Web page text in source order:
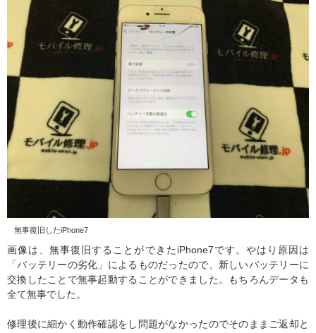
無事復旧したiPhone7
画像は、無事復旧することができたiPhone7です。やはり原因は
「バッテリーの劣化」によるものだったので、新しいバッテリーに
交換したことで無事起動することができました。もちろんデータも
全て無事でした。
修理後に細かく動作確認をし問題がなかったのでそのままご返却と